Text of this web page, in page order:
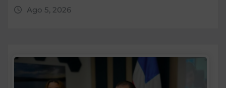
Ago 5, 2026